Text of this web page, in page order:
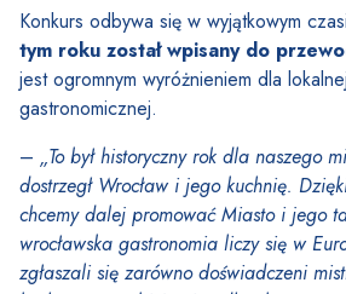
Konkurs odbywa się w wyjątkowym
tym roku został wpisany do
jest ogromnym wyróżnieniem dla
gastronomicznej.
– „To był historyczny rok dla naszego
dostrzegł Wrocław i jego kuchnię.
chcemy dalej promować Miasto i jego
wrocławska gastronomia liczy się w
zgłaszali się zarówno doświadczeni